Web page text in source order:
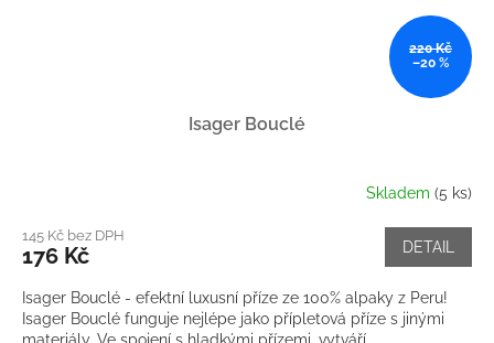
220 Kč
–20 %
Isager Bouclé
Skladem (5 ks)
145 Kč bez DPH
176 Kč DETAIL
Isager Bouclé - efektní luxusní příze ze 100% alpaky z Peru!
Isager Bouclé funguje nejlépe jako přípletová příze s jinými